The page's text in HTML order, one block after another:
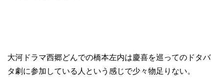
大河ドラマ西郷どんでの橋本左内は慶喜を巡ってのドタバ
タ劇に参加している人という感じで少々物足りない。